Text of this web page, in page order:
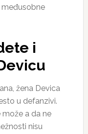
međusobne
i
žena Devica
u defanzivi.
može a da ne
nisu